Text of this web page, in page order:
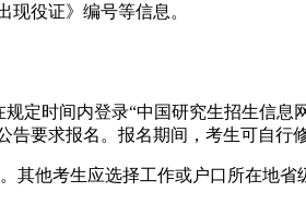
役证》编号等信息。
时间内登录“中国研究生招生信息
要求报名。报名期间，考生可自行
他考生应选择工作或户口所在地